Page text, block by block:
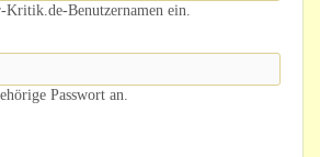
Benutzernamen ein.
Passwort an.